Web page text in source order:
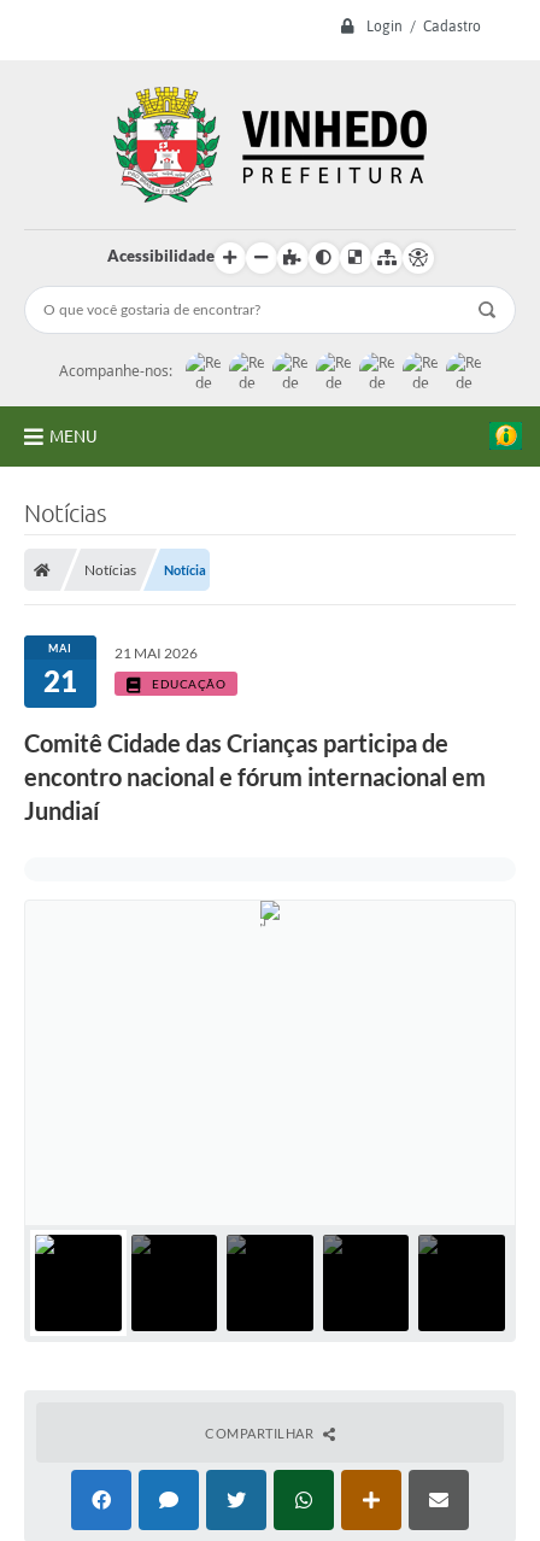
Login / Cadastro
Acessibilidade
Acompanhe-nos:
MENU
Licitações
Transparência
Concursos e Processos Seletivos
Associação dos Servidores Públicos Municipais de
Vinhedo
Notícias
Notícias Notícia
MAI
21
21 MAI 2026
EDUCAÇÃO
Comitê Cidade das Crianças participa de
encontro nacional e fórum internacional em
Jundiaí
COMPARTILHAR